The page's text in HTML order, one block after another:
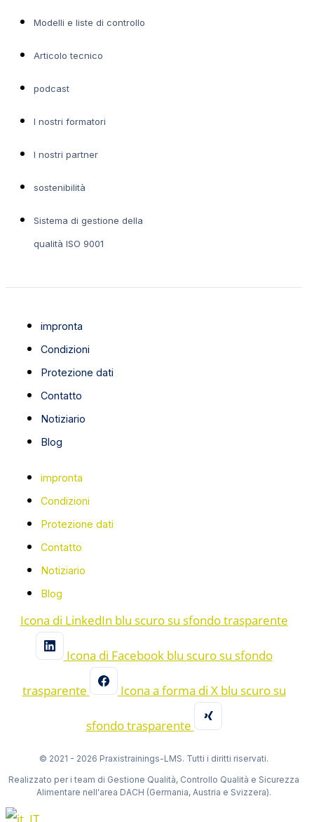
Modelli e liste di controllo
Articolo tecnico
podcast
I nostri formatori
I nostri partner
sostenibilità
Sistema di gestione della
qualità ISO 9001
impronta
Condizioni
Protezione dati
Contatto
Notiziario
Blog
impronta
Condizioni
Protezione dati
Contatto
Notiziario
Blog
Icona di LinkedIn blu scuro su sfondo trasparente
Icona di Facebook blu scuro su sfondo
trasparente Icona a forma di X blu scuro su
sfondo trasparente
© 2021 - 2026 Praxistrainings-LMS. Tutti i diritti riservati.
Realizzato per i team di Gestione Qualità, Controllo Qualità e Sicurezza
Alimentare nell'area DACH (Germania, Austria e Svizzera).